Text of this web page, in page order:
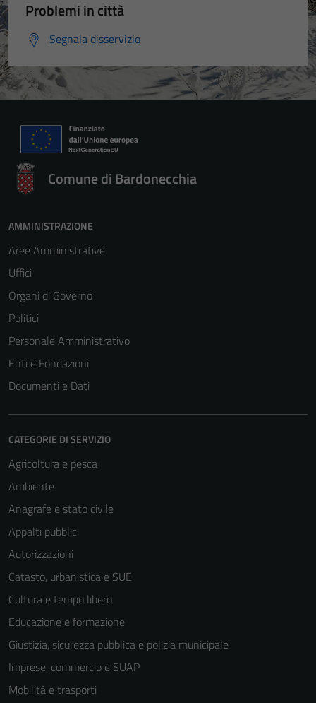
Problemi in città
Segnala disservizio
Comune di Bardonecchia
AMMINISTRAZIONE
Aree Amministrative
Uffici
Organi di Governo
Politici
Personale Amministrativo
Enti e Fondazioni
Documenti e Dati
CATEGORIE DI SERVIZIO
Agricoltura e pesca
Ambiente
Anagrafe e stato civile
Appalti pubblici
Autorizzazioni
Catasto, urbanistica e SUE
Cultura e tempo libero
Educazione e formazione
Giustizia, sicurezza pubblica e polizia municipale
Imprese, commercio e SUAP
Mobilità e trasporti